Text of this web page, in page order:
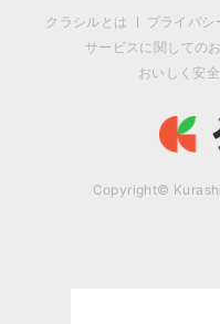
クラシルとは プライバシ
サービスに関しての
おいしく安
Copyright©